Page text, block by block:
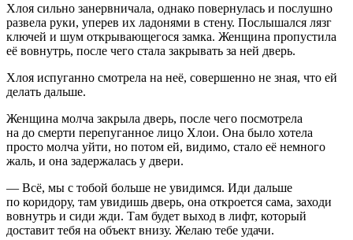
Хлоя сильно занервничала, однако повернулась и послушно
развела руки, уперев их ладонями в стену. Послышался лязг
ключей и шум открывающегося замка. Женщина пропустила
её вовнутрь, после чего стала закрывать за ней дверь.
Хлоя испуганно смотрела на неё, совершенно не зная, что ей
делать дальше.
Женщина молча закрыла дверь, после чего посмотрела
на до смерти перепуганное лицо Хлои. Она было хотела
просто молча уйти, но потом ей, видимо, стало её немного
жаль, и она задержалась у двери.
— Всё, мы с тобой больше не увидимся. Иди дальше
по коридору, там увидишь дверь, она откроется сама, заходи
вовнутрь и сиди жди. Там будет выход в лифт, который
доставит тебя на объект внизу. Желаю тебе удачи.